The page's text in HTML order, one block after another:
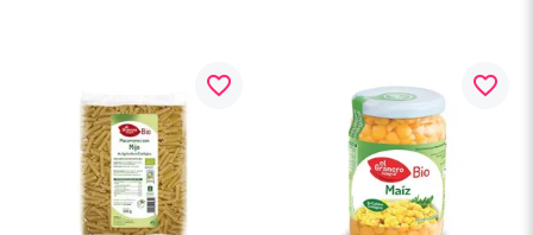
favorite_border favorite_border